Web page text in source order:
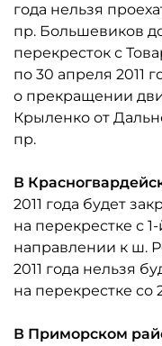
года нельзя
пр. Большевиков
перекресток с
по 30 апреля 2011
о прекращении
Крыленко от
пр.
В
2011 года будет
на перекрестке с
направлении к ш.
2011 года нельзя
на перекрестке
В Приморском